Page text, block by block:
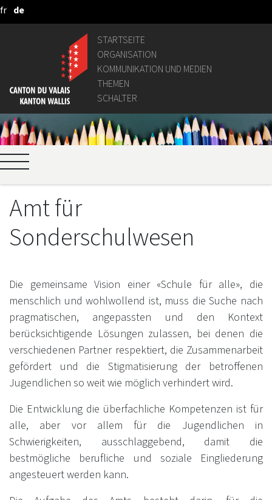
Zum Hauptinhalt springen
fr de
STARTSEITE
ORGANISATION
KOMMUNIKATION UND MEDIEN
THEMEN
SCHALTER
Amt für
Sonderschulwesen
Die gemeinsame Vision einer «Schule für alle», die
menschlich und wohlwollend ist, muss die Suche nach
pragmatischen, angepassten und den Kontext
berücksichtigende Lösungen zulassen, bei denen die
verschiedenen Partner respektiert, die Zusammenarbeit
gefördert und die Stigmatisierung der betroffenen
Jugendlichen so weit wie möglich verhindert wird.
Die Entwicklung die überfachliche Kompetenzen ist für
alle, aber vor allem für die Jugendlichen in
Schwierigkeiten, ausschlaggebend, damit die
bestmögliche berufliche und soziale Eingliederung
angesteuert werden kann.